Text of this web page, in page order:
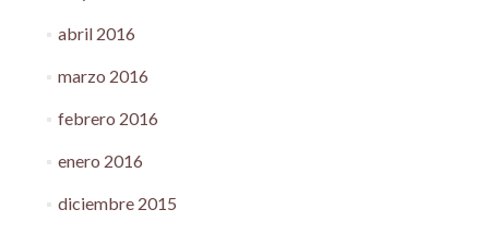
abril 2016
marzo 2016
febrero 2016
enero 2016
diciembre 2015